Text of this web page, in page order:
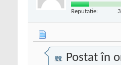
Reputatie:
Postat în